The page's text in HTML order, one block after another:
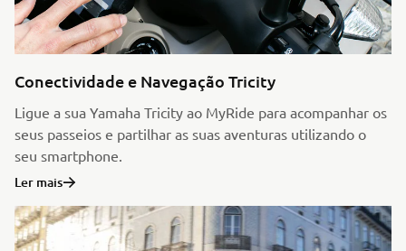
Conectividade e Navegação Tricity
Ligue a sua Yamaha Tricity ao MyRide para acompanhar os
seus passeios e partilhar as suas aventuras utilizando o
seu smartphone.
Ler mais